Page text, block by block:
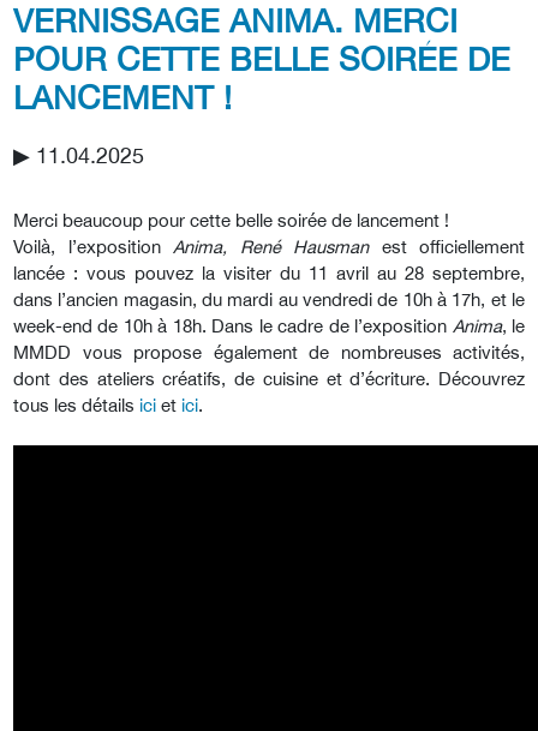
VERNISSAGE ANIMA. MERCI
POUR CETTE BELLE SOIRÉE DE
LANCEMENT !
▶︎ 11.04.2025
Merci beaucoup pour cette belle soirée de lancement !
Voilà, l’exposition Anima, René Hausmanest officiellement
lancée : vous pouvez la visiter du 11 avril au 28 septembre,
dans l’ancien magasin, du mardi au vendredi de 10h à 17h, et le
week-end de 10h à 18h. Dans le cadre de l’exposition Anima, le
MMDD vous propose également de nombreuses activités,
dont des ateliers créatifs, de cuisine et d’écriture. Découvrez
tous les détails ici et ici.